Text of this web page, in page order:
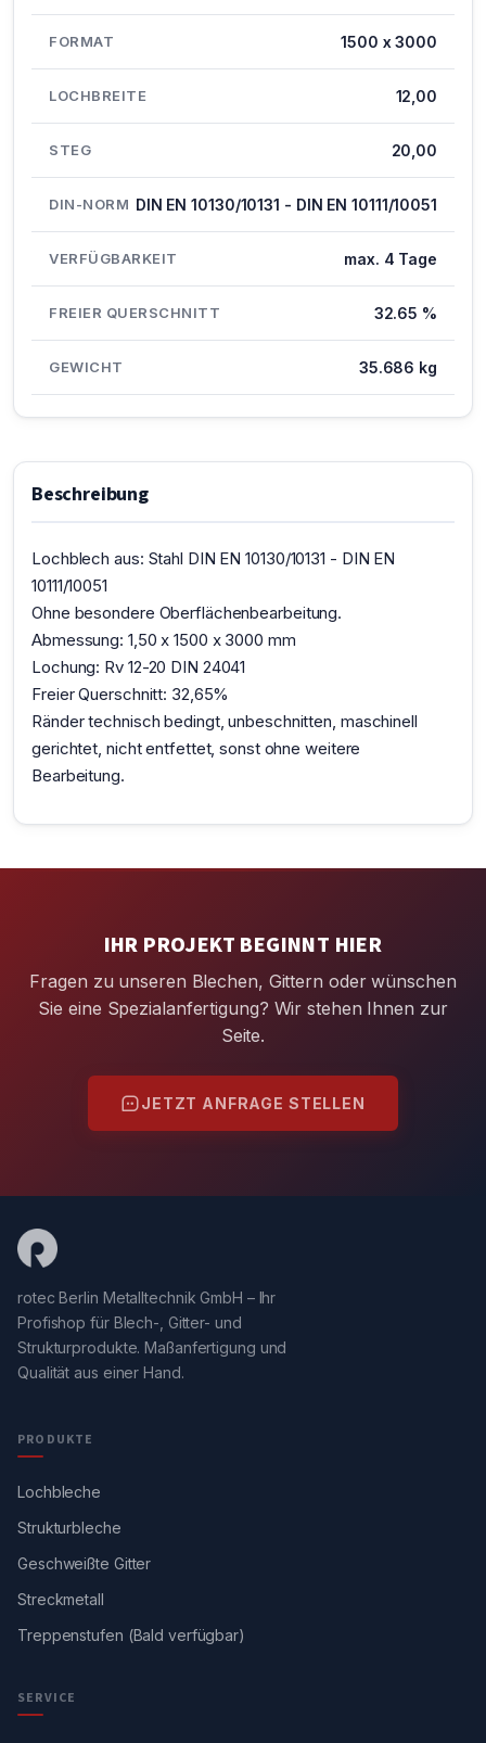
FORMAT 1500 x 3000
LOCHBREITE 12,00
STEG 20,00
DIN-NORM DIN EN 10130/10131 - DIN EN 10111/10051
VERFÜGBARKEIT max. 4 Tage
FREIER QUERSCHNITT 32.65 %
GEWICHT 35.686 kg
Beschreibung
Lochblech aus: Stahl DIN EN 10130/10131 - DIN EN
10111/10051
Ohne besondere Oberflächenbearbeitung.
Abmessung: 1,50 x 1500 x 3000 mm
Lochung: Rv 12-20 DIN 24041
Freier Querschnitt: 32,65%
Ränder technisch bedingt, unbeschnitten, maschinell
gerichtet, nicht entfettet, sonst ohne weitere
Bearbeitung.
IHR PROJEKT BEGINNT HIER
Fragen zu unseren Blechen, Gittern oder wünschen
Sie eine Spezialanfertigung? Wir stehen Ihnen zur
Seite.
JETZT ANFRAGE STELLEN
rotec Berlin Metalltechnik GmbH – Ihr
Profishop für Blech-, Gitter- und
Strukturprodukte. Maßanfertigung und
Qualität aus einer Hand.
PRODUKTE
Lochbleche
Strukturbleche
Geschweißte Gitter
Streckmetall
Treppenstufen (Bald verfügbar)
SERVICE